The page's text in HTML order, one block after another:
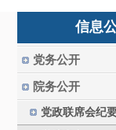
信息
党务公开
院务公开
党政联席会纪